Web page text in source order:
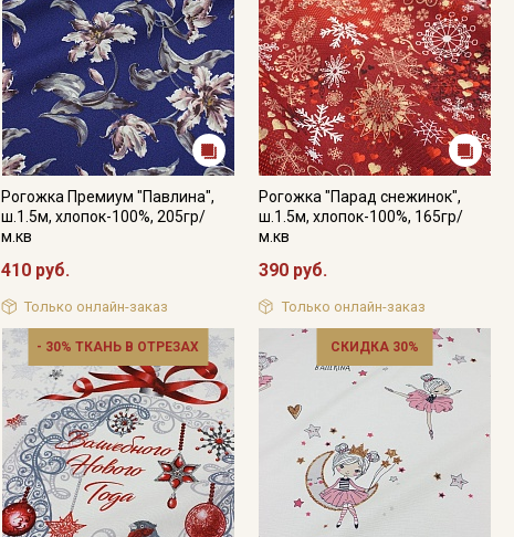
Рогожка Премиум "Павлина",
ш.1.5м, хлопок-100%, 205гр/
м.кв
410 руб.
Только онлайн-заказ
Рогожка "Парад снежинок",
ш.1.5м, хлопок-100%, 165гр/
м.кв
390 руб.
Только онлайн-заказ
- 30% ТКАНЬ В ОТРЕЗАХ СКИДКА 30%